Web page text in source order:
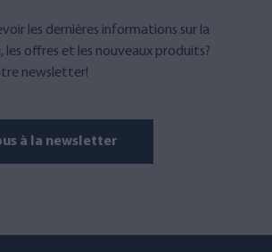
les dernières informations sur la
les offres et les nouveaux produits?
newsletter!
à la newsletter